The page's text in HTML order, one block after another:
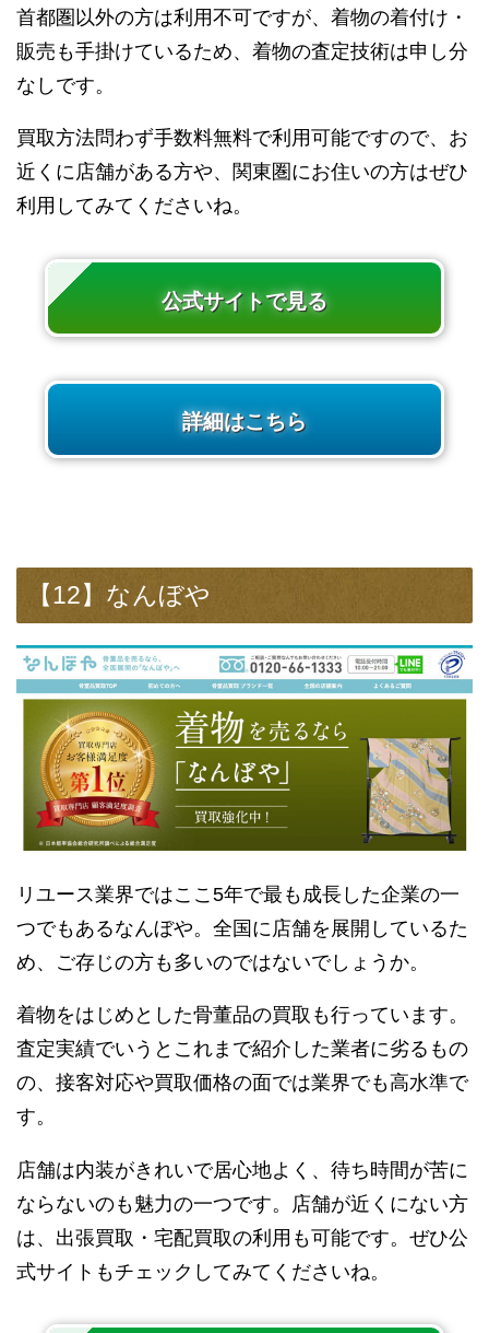
首都圏以外の方は利用不可ですが、着物の着付け・
販売も手掛けているため、着物の査定技術は申し分
なしです。
買取方法問わず手数料無料で利用可能ですので、お
近くに店舗がある方や、関東圏にお住いの方はぜひ
利用してみてくださいね。
公式サイトで見る
詳細はこちら
【12】なんぼや
リユース業界ではここ5年で最も成長した企業の一
つでもあるなんぼや。全国に店舗を展開しているた
め、ご存じの方も多いのではないでしょうか。
着物をはじめとした骨董品の買取も行っています。
査定実績でいうとこれまで紹介した業者に劣るもの
の、接客対応や買取価格の面では業界でも高水準で
す。
店舗は内装がきれいで居心地よく、待ち時間が苦に
ならないのも魅力の一つです。店舗が近くにない方
は、出張買取・宅配買取の利用も可能です。ぜひ公
式サイトもチェックしてみてくださいね。